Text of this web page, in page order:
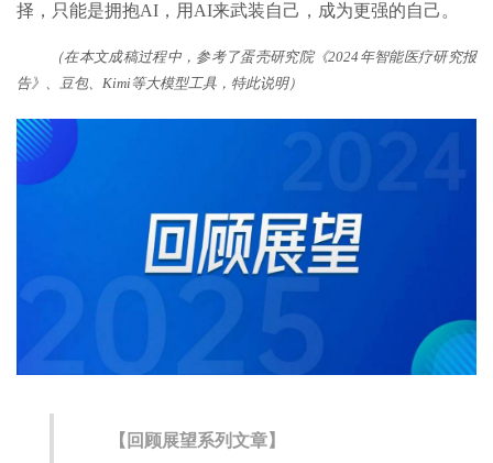
择，只能是拥抱AI，用AI来武装自己，成为更强的自己。
（在本文成稿过程中，参考了蛋壳研究院《2024年智能医疗研究报
告》、豆包、Kimi等大模型工具，特此说明）
【回顾展望系列文章】